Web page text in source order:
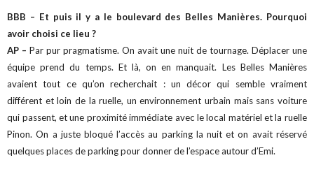
BBB – Et puis il y a le boulevard des Belles Manières. Pourquoi
avoir choisi ce lieu ?
AP – Par pur pragmatisme. On avait une nuit de tournage. Déplacer une
équipe prend du temps. Et là, on en manquait. Les Belles Manières
avaient tout ce qu’on recherchait : un décor qui semble vraiment
différent et loin de la ruelle, un environnement urbain mais sans voiture
qui passent, et une proximité immédiate avec le local matériel et la ruelle
Pinon. On a juste bloqué l’accès au parking la nuit et on avait réservé
quelques places de parking pour donner de l’espace autour d’Emi.